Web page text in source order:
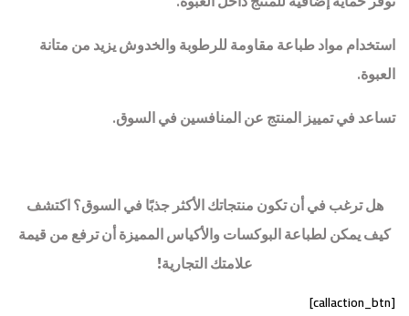
استخدام مواد طباعة مقاومة للرطوبة والخدوش يزيد من متانة
العبوة.
تساعد في تمييز المنتج عن المنافسين في السوق.
هل ترغب في أن تكون منتجاتك الأكثر جذبًا في السوق؟ اكتشف
كيف يمكن لطباعة البوكسات والأكياس المميزة أن ترفع من قيمة
علامتك التجارية!
[callaction_btn]